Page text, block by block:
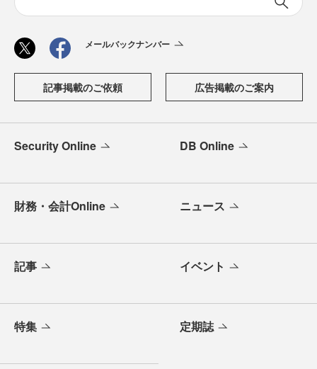
メールバックナンバー
記事掲載のご依頼 広告掲載のご案内
Security Online DB Online
財務・会計Online ニュース
記事 イベント
特集 定期誌